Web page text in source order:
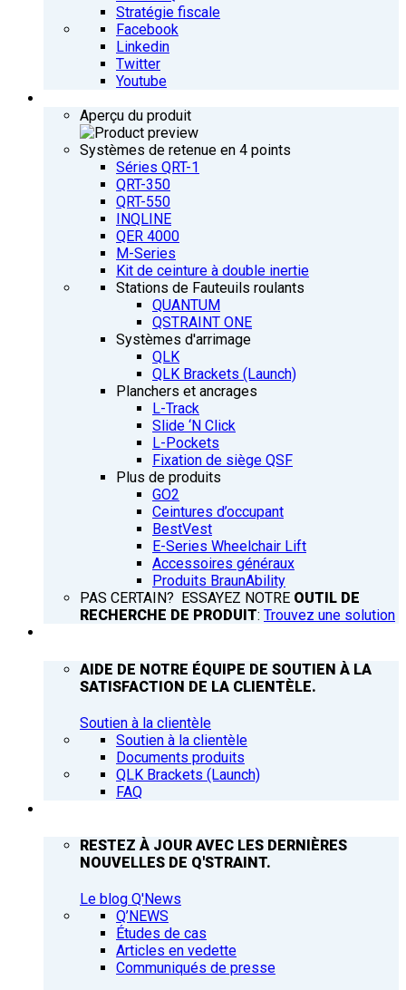
Stratégie fiscale
Facebook
Linkedin
Twitter
Youtube
Aperçu du produit
Systèmes de retenue en 4 points
Séries QRT-1
QRT-350
QRT-550
INQLINE
QER 4000
M-Series
Kit de ceinture à double inertie
Stations de Fauteuils roulants
QUANTUM
QSTRAINT ONE
Systèmes d'arrimage
QLK
QLK Brackets (Launch)
Planchers et ancrages
L-Track
Slide ‘N Click
L-Pockets
Fixation de siège QSF
Plus de produits
GO2
Ceintures d’occupant
BestVest
E-Series Wheelchair Lift
Accessoires généraux
Produits BraunAbility
PAS CERTAIN? ESSAYEZ NOTRE OUTIL DE
RECHERCHE DE PRODUIT: Trouvez une solution
AIDE DE NOTRE ÉQUIPE DE SOUTIEN À LA
SATISFACTION DE LA CLIENTÈLE.
Soutien à la clientèle
Soutien à la clientèle
Documents produits
QLK Brackets (Launch)
FAQ
RESTEZ À JOUR AVEC LES DERNIÈRES
NOUVELLES DE Q'STRAINT.
Le blog Q'News
Q’NEWS
Études de cas
Articles en vedette
Communiqués de presse